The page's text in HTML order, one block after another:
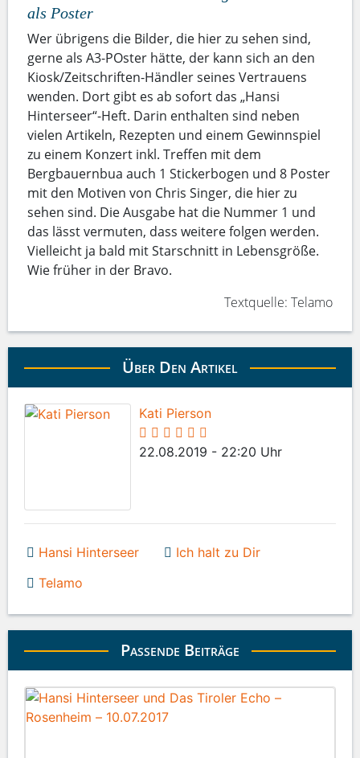
als Poster
Wer übrigens die Bilder, die hier zu sehen sind,
gerne als A3-POster hätte, der kann sich an den
Kiosk/Zeitschriften-Händler seines Vertrauens
wenden. Dort gibt es ab sofort das „Hansi
Hinterseer“-Heft. Darin enthalten sind neben
vielen Artikeln, Rezepten und einem Gewinnspiel
zu einem Konzert inkl. Treffen mit dem
Bergbauernbua auch 1 Stickerbogen und 8 Poster
mit den Motiven von Chris Singer, die hier zu
sehen sind. Die Ausgabe hat die Nummer 1 und
das lässt vermuten, dass weitere folgen werden.
Vielleicht ja bald mit Starschnitt in Lebensgröße.
Wie früher in der Bravo.
Textquelle: Telamo
Über Den Artikel
Kati Pierson
22.08.2019 - 22:20 Uhr
Hansi Hinterseer
Ich halt zu Dir
Telamo
Passende Beiträge